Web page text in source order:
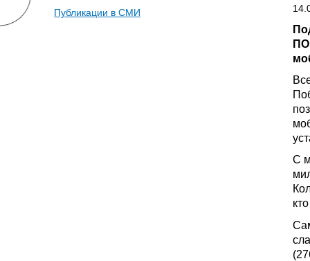
Публикации в СМИ
С